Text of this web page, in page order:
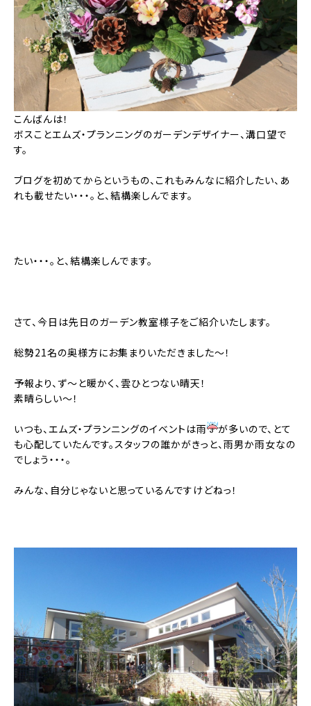
こんばんは！
ボスことエムズ・プランニングのガーデンデザイナー、溝口望で
す。
ブログを初めてからというもの、これもみんなに紹介したい、あ
れも載せたい・・・。と、結構楽しんでます。
たい・・・。と、結構楽しんでます。
さて、今日は先日のガーデン教室様子をご紹介いたします。
総勢21名の奥様方にお集まりいただきました～！
予報より、ず～と暖かく、雲ひとつない晴天！
素晴らしい～！
いつも、エムズ・プランニングのイベントは雨
が多いので、とて
も心配していたんです。スタッフの誰かがきっと、雨男か雨女なの
でしょう・・・。
みんな、自分じゃないと思っているんですけどねっ！